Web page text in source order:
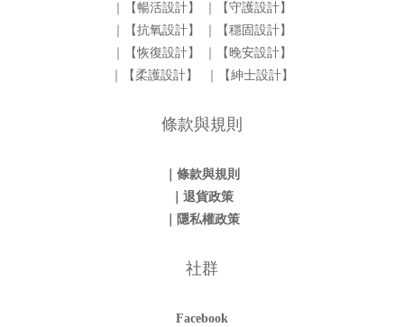
｜【暢活設計】
｜【守護設計】
｜【抗氧設計】
｜【穩固設計】
｜【恢復設計】
｜【晚安設計】
｜【柔護設計】
｜【紳士設計】
條款與規則
｜條款與規則
｜退貨政策
｜隱私權政策
社群
Facebook